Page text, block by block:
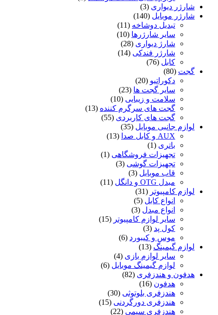
شارژر دیواری (3)
شارژر موبایل (140)
تبدیل دوشاخه (11)
سایر شارژرها (10)
شارژ دیواری (28)
شارژر فندکی (14)
کابل (76)
گجت (80)
دکوراتیو (20)
سایر گجت ها (23)
سلامت و زیبایی (10)
گجت های سرگرم کننده (13)
گجت های کاربردی (55)
لوازم جانبی موبایل (35)
AUX و کابل صدا
(13)
باتری (1)
تجهیزات فروشگاهی (1)
تجهیزات گوشی (3)
قاب موبایل (3)
مبدل OTG و دانگل
(11)
لوازم کامپیوتر (31)
انواع کابل (5)
انواع مبدل (3)
سایر لوازم کامپیوتر (15)
کول پد (3)
موس و کیبورد (6)
لوازم گیمینگ (13)
سایر لوازم بازی (4)
لوازم گیمینگ موبایل (6)
هدفون و هندزفری (82)
هدفون (16)
هندزفری بلوتوثی (30)
هندزفری دورگردنی (15)
هندزفری سیمی (22)